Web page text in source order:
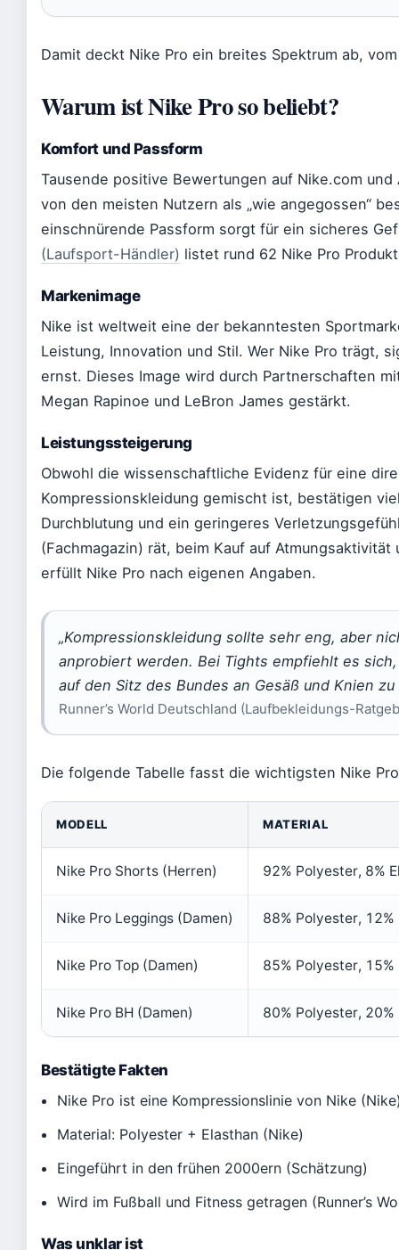
Damit deckt Nike Pro ein breites Spektrum ab,
Warum ist Nike Pro so beliebt?
Komfort und Passform
Tausende positive Bewertungen auf Nike.com
von den meisten Nutzern als „wie angegossen“
einschnürende Passform sorgt für ein sicheres
(Laufsport-Händler) listet rund 62 Nike Pro
Markenimage
Nike ist weltweit eine der bekanntesten
Leistung, Innovation und Stil. Wer Nike Pro trägt,
ernst. Dieses Image wird durch Partnerschaften
Megan Rapinoe und LeBron James gestärkt.
Leistungssteigerung
Obwohl die wissenschaftliche Evidenz für eine
Kompressionskleidung gemischt ist, bestätigen
Durchblutung und ein geringeres
(Fachmagazin) rät, beim Kauf auf
erfüllt Nike Pro nach eigenen Angaben.
„Kompressionskleidung sollte sehr eng, aber
anprobiert werden. Bei Tights empfiehlt es
auf den Sitz des Bundes an Gesäß und Knien zu
Runner’s World Deutschland (Laufbekleidungs-
Die folgende Tabelle fasst die wichtigsten Nike
MODELL MATERIAL
Nike Pro Shorts (Herren) 92% Polyester, 8%
Nike Pro Leggings (Damen) 88% Polyester, 12%
Nike Pro Top (Damen) 85% Polyester, 15%
Nike Pro BH (Damen) 80% Polyester, 20%
Bestätigte Fakten
Nike Pro ist eine Kompressionslinie von Nike
Material: Polyester + Elasthan (Nike)
Eingeführt in den frühen 2000ern (Schätzung)
Wird im Fußball und Fitness getragen (Runner’s
Was unklar ist